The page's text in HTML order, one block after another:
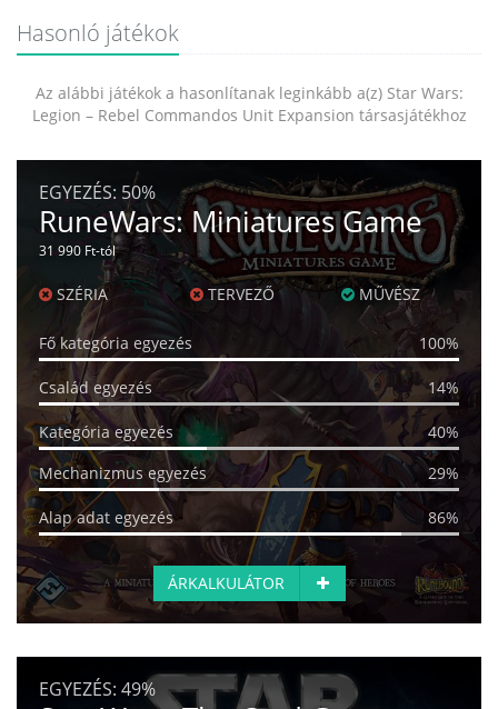
Hasonló játékok
Az alábbi játékok a hasonlítanak leginkább a(z) Star Wars:
Legion – Rebel Commandos Unit Expansion társasjátékhoz
EGYEZÉS: 50%
RuneWars: Miniatures Game
31 990 Ft-tól
SZÉRIA TERVEZŐ MŰVÉSZ
Fő kategória egyezés 100%
Család egyezés 14%
Kategória egyezés
40%
Mechanizmus egyezés
29%
Alap adat egyezés 86%
ÁRKALKULÁTOR
EGYEZÉS: 49%